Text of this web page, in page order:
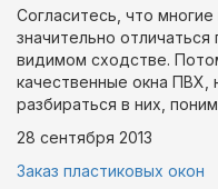
Согласитесь, что
значительно
видимом сходстве.
качественные окна ПВХ,
разбираться в них,
28 сентября 2013
Заказ пластиковых окон